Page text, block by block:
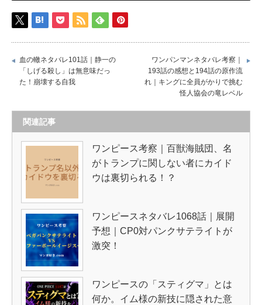
血の轍ネタバレ101話｜静一の
「しげる殺し」は無意味だっ
た！崩壊する自我
ワンパンマンネタバレ考察｜
193話の感想と194話の原作流
れ｜キングに全員がかりで挑む
怪人協会の竜レベル
関連記事
ワンピース考察｜百獣海賊団、名
がトランプに関しない者にカイド
ウは裏切られる！？
ワンピースネタバレ1068話｜展開
予想｜CP0対パンクサテライトが
激突！
ワンピースの「スティグマ」とは
何か。イム様の新技に隠された意